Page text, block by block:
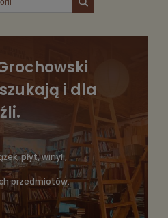
i dla
płyt, winyli,
przedmiotów.